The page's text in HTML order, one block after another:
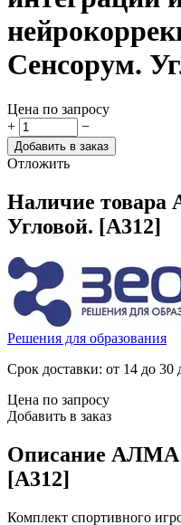
Сенсорум.
Цена по запросу
+
−
Добавить в заказ
Отложить
Наличие товара
Угловой. [А312]
Решения для образования
Срок доставки: от 14 до 30
Цена по запросу
Добавить в заказ
Описание АЛМА
[А312]
Комплект спортивного